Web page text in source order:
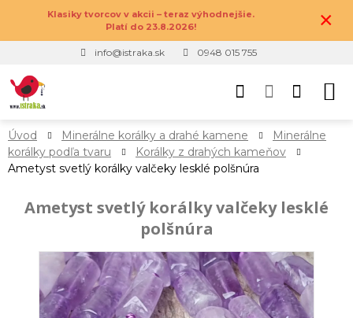
Klasiky tvorcov v akcii – teraz výhodnejšie.
Platí do 23.8.2026!
×
info@istraka.sk 0948 015 755
Úvod Minerálne korálky a drahé kamene
Minerálne
korálky podľa tvaru
Korálky z drahých kameňov
Ametyst svetlý korálky valčeky lesklé polšnúra
Ametyst svetlý korálky valčeky lesklé
polšnúra